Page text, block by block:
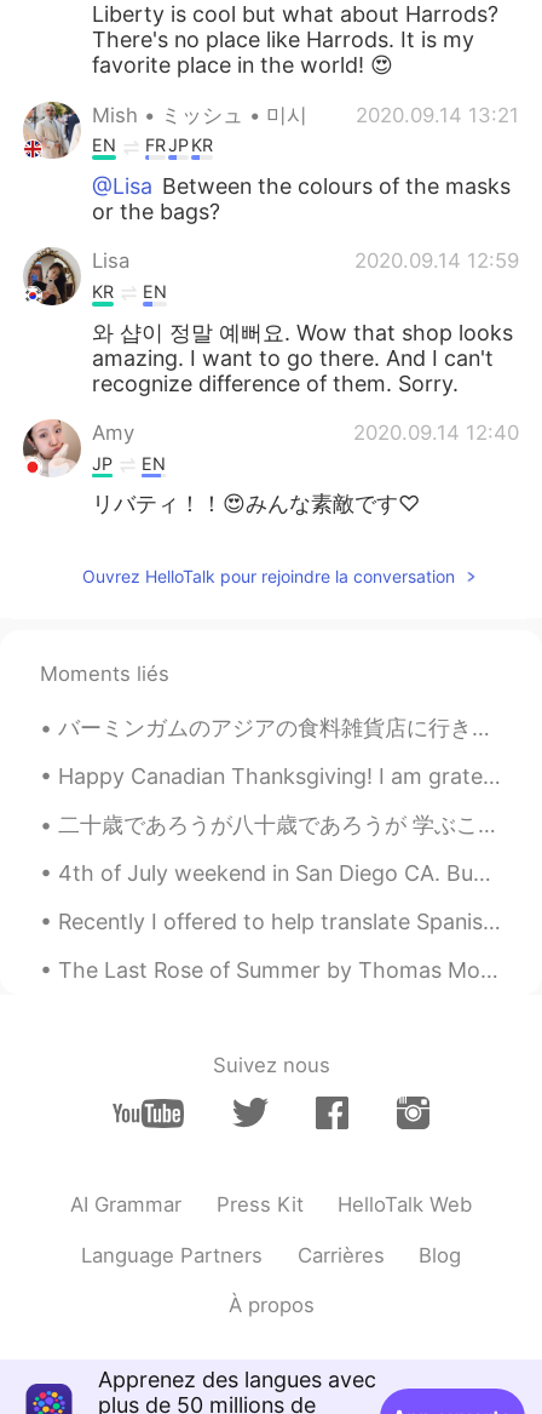
Liberty is cool but what about Harrods?
There's no place like Harrods. It is my
favorite place in the world! 😍
Mish • ミッシュ • 미시 2020.09.14 13:21
EN FRJPKR
@Lisa Between the colours of the masks
or the bags?
Lisa 2020.09.14 12:59
KR EN
와 샵이 정말 예뻐요. Wow that shop looks
amazing. I want to go there. And I can't
recognize difference of them. Sorry.
Amy 2020.09.14 12:40
JP EN
リバティ！！😍みんな素敵です♡
Ouvrez HelloTalk pour rejoindre la conversation
Moments liés
バーミンガムのアジアの食料雑貨店に行きました。日本のカレーを作ってみたいです。タイのカレーが一番好きなカレーです。日本のカレーの味がまだ食べたことがありません。どうですか？味噌スップも大好きだか...
Happy Canadian Thanksgiving! I am grateful for my lifelong friends with whom we have become chos...
二十歳であろうが八十歳であろうが 学ぶことをやめた者は老人である。👨👩👴👵 学び続ける者はいつまで若い。😉😄 人生で一番大切なことは 若い精神を持ち続けることだ。 🌍🌞🌈↗ Anyone wh...
4th of July weekend in San Diego CA. Buh bye San Diego see you next time😍❤️ #southernCaliforni...
Recently I offered to help translate Spanish for a colleague because I have spoken that language ...
The Last Rose of Summer by Thomas Moore. 'Tis the last rose of summer, Left blooming alone; ...
Suivez nous
AI Grammar Press Kit HelloTalk Web
Language Partners Carrières Blog
À propos
Apprenez des langues avec
plus de 50 millions de